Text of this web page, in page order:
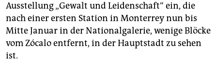
Ausstellung „Gewalt und Leidenschaft“ ein, die
nach einer ersten Station in Monterrey nun bis
Mitte Januar in der Nationalgalerie, wenige Blöcke
vom Zócalo entfernt, in der Hauptstadt zu sehen
ist.